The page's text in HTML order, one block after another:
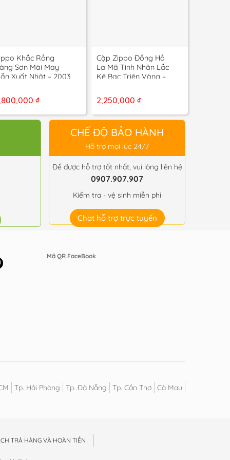
Khắc Rồng
Sơn Mài May
Xuất Nhật – 2003
₫
Cặp Zippo Đồng Hồ
La Mã Tình Nhân Lắc
Kê Bạc Triện Vàng –
2,250,000 ₫
CHẾ ĐỘ BẢO HÀNH
Hỗ trợ mọi lúc 24/7
Để được hỗ trợ tốt nhất, vui lòng liên hệ
0907.907.907
Kiểm tra - vệ sinh miễn phí
Chat hỗ trợ trực tuyến
Mã QR FaceBook
Tp. Hải Phòng Tp. Đà Nẵng Tp. Cần Thơ Cà Mau
TRẢ HÀNG VÀ HOÀN TIỀN